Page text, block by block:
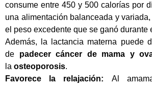
consume entre 450 y 500 calorías por
una alimentación balanceada y
el peso excedente que se ganó durante
Además, la lactancia materna puede
de padecer cáncer de mama y
la osteoporosis.
Favorece la relajación: Al